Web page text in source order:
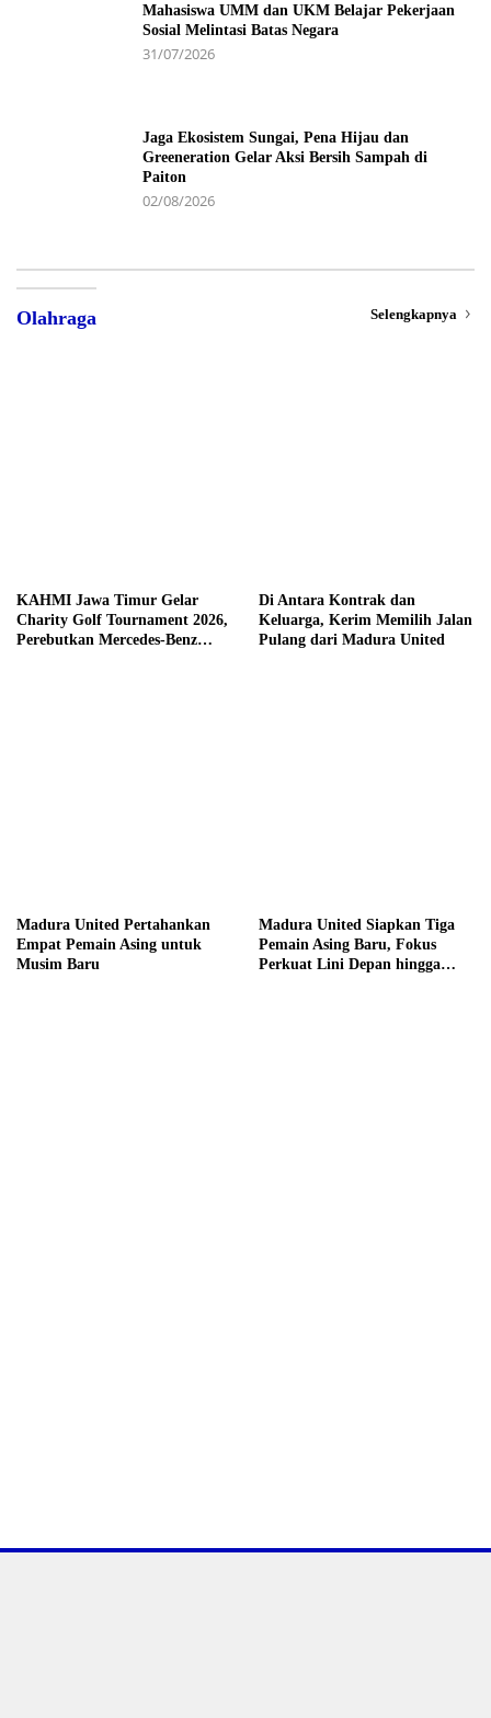
Mahasiswa UMM dan UKM Belajar Pekerjaan
Sosial Melintasi Batas Negara
31/07/2026
Jaga Ekosistem Sungai, Pena Hijau dan
Greeneration Gelar Aksi Bersih Sampah di
Paiton
02/08/2026
Olahraga Selengkapnya
KAHMI Jawa Timur Gelar
Charity Golf Tournament 2026,
Perebutkan Mercedes-Benz
Di Antara Kontrak dan
Keluarga, Kerim Memilih Jalan
Pulang dari Madura United
Madura United Pertahankan
Empat Pemain Asing untuk
Musim Baru
Madura United Siapkan Tiga
Pemain Asing Baru, Fokus
Perkuat Lini Depan hingga